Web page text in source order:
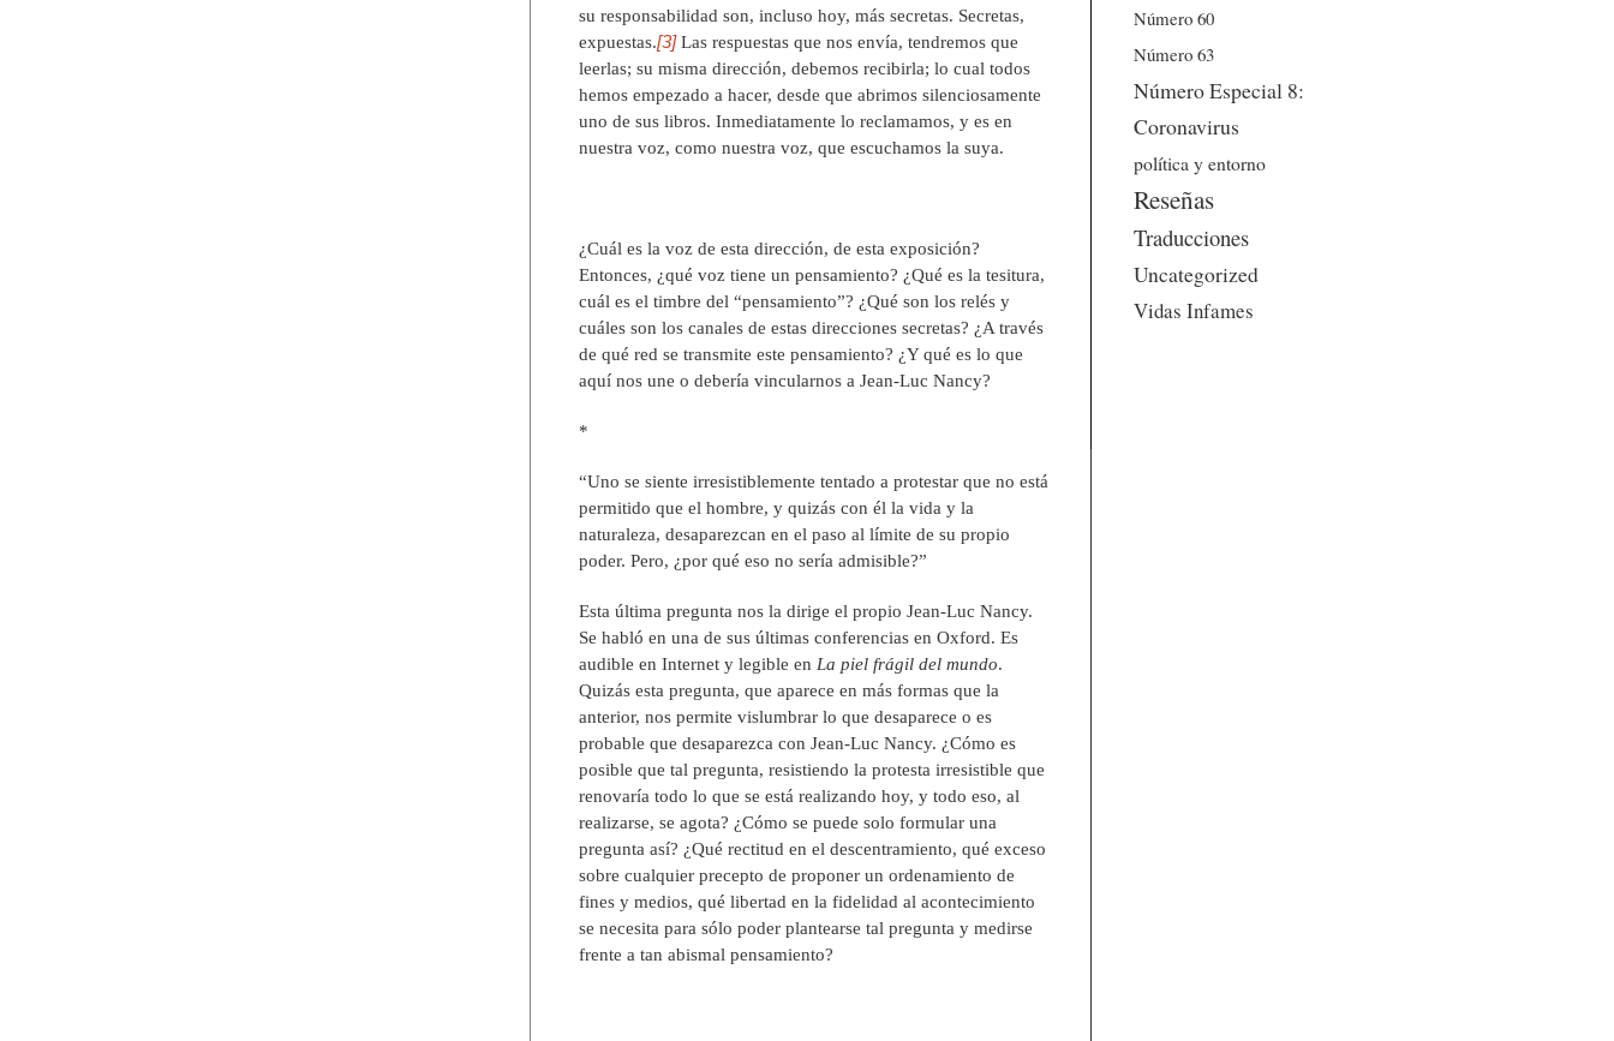
su responsabilidad son, incluso hoy, más secretas. Secretas,
expuestas.[3]Las respuestas que nos envía, tendremos que
leerlas; su misma dirección, debemos recibirla; lo cual todos
hemos empezado a hacer, desde que abrimos silenciosamente
uno de sus libros. Inmediatamente lo reclamamos, y es en
nuestra voz, como nuestra voz, que escuchamos la suya.
¿Cuál es la voz de esta dirección, de esta exposición?
Entonces, ¿qué voz tiene un pensamiento? ¿Qué es la tesitura,
cuál es el timbre del “pensamiento”? ¿Qué son los relés y
cuáles son los canales de estas direcciones secretas? ¿A través
de qué red se transmite este pensamiento? ¿Y qué es lo que
aquí nos une o debería vincularnos a Jean-Luc Nancy?
*
“Uno se siente irresistiblemente tentado a protestar que no está
permitido que el hombre, y quizás con él la vida y la
naturaleza, desaparezcan en el paso al límite de su propio
poder. Pero, ¿por qué eso no sería admisible?”
Esta última pregunta nos la dirige el propio Jean-Luc Nancy.
Se habló en una de sus últimas conferencias en Oxford. Es
audible en Internet y legible en La piel frágil del mundo.
Quizás esta pregunta, que aparece en más formas que la
anterior, nos permite vislumbrar lo que desaparece o es
probable que desaparezca con Jean-Luc Nancy. ¿Cómo es
posible que tal pregunta, resistiendo la protesta irresistible que
renovaría todo lo que se está realizando hoy, y todo eso, al
realizarse, se agota? ¿Cómo se puede solo formular una
pregunta así? ¿Qué rectitud en el descentramiento, qué exceso
sobre cualquier precepto de proponer un ordenamiento de
fines y medios, qué libertad en la fidelidad al acontecimiento
se necesita para sólo poder plantearse tal pregunta y medirse
frente a tan abismal pensamiento?
Número 60
Número 63
Número Especial 8:
Coronavirus
política y entorno
Reseñas
Traducciones
Uncategorized
Vidas Infames